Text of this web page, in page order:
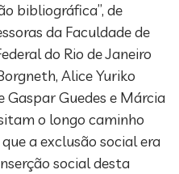
bibliográfica”, de
da Faculdade de
do Rio de Janeiro
Alice Yuriko
Gaspar Guedes e Márcia
o longo caminho
a exclusão social era
social desta